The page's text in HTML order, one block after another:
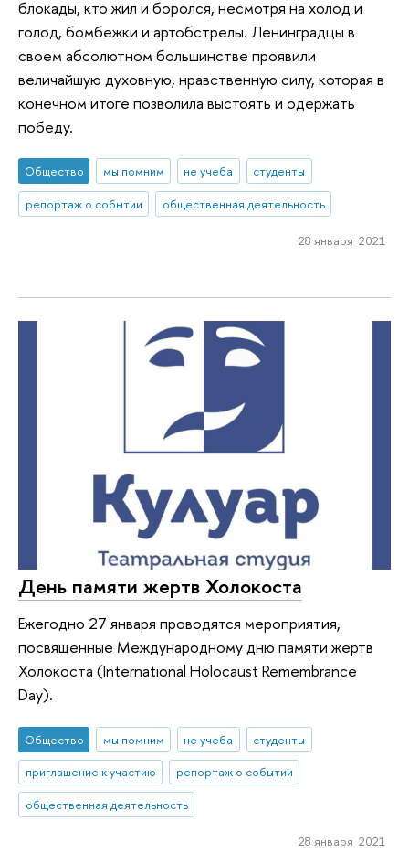
блокады, кто жил и боролся, несмотря на холод и
голод, бомбежки и артобстрелы. Ленинградцы в
своем абсолютном большинстве проявили
величайшую духовную, нравственную силу, которая в
конечном итоге позволила выстоять и одержать
победу.
Общество мы помним не учеба
студенты
репортаж о событии
общественная деятельность
28 января 2021
День памяти жертв Холокоста
Ежегодно 27 января проводятся мероприятия,
посвященные Международному дню памяти жертв
Холокоста (International Holocaust Remembrance
Day).
Общество мы помним не учеба
студенты
приглашение к участию
репортаж о событии
общественная деятельность
28 января 2021